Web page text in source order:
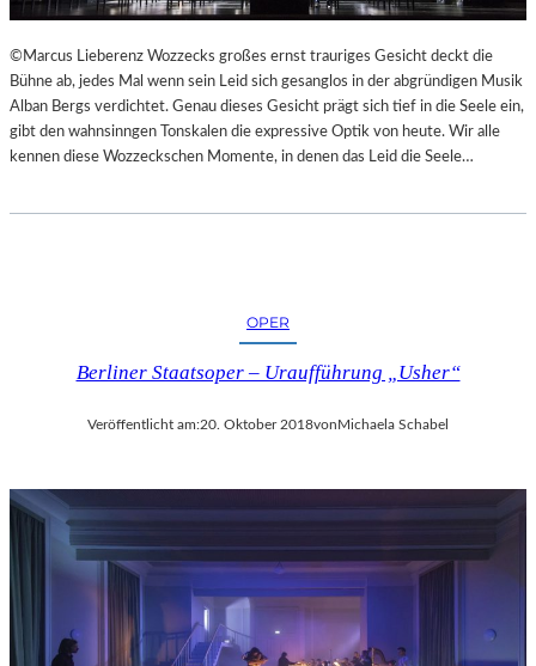
L
S
Ä
U
L
E
G
©Marcus Lieberenz Wozzecks großes ernst trauriges Gesicht deckt die
Bühne ab, jedes Mal wenn sein Leid sich gesanglos in der abgründigen Musik
Alban Bergs verdichtet. Genau dieses Gesicht prägt sich tief in die Seele ein,
gibt den wahnsinngen Tonskalen die expressive Optik von heute. Wir alle
kennen diese Wozzeckschen Momente, in denen das Leid die Seele…
OPER
Berliner Staatsoper – Uraufführung „Usher“
Veröffentlicht am:20. Oktober 2018vonMichaela Schabel